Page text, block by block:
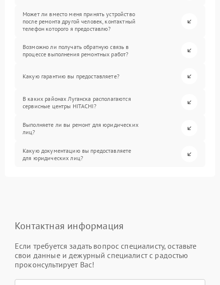
Может ли вместо меня принять устройство
после ремонта другой человек, контактный
телефон которого я предоставлю?
Возможно ли получать обратную связь в
процессе выполнения ремонтных работ?
Какую гарантию вы предоставляете?
В каких районах Луганска располагаются
сервисные центры HITACHI?
Выполняете ли вы ремонт для юридических
лиц?
Какую документацию вы предоставляете
для юридических лиц?
Контактная информация
Если требуется задать вопрос специалисту, оставьте
свои данные и дежурный специалист с радостью
проконсультирует Вас!